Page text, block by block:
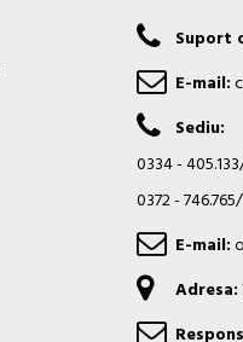
Suport
E-mail:
Sediu:
0334 -
0372 -
E-mail:
Adresa: